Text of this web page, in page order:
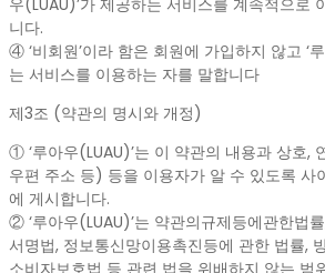
니다.
④ ‘비회원’이라 함은 회원에 가입하지 않고 ‘
는 서비스를 이용하는 자를 말합니다
제3조 (약관의 명시와 개정)
① ‘루아우(LUAU)’는 이 약관의 내용과 상호,
우편 주소 등) 등을 이용자가 알 수 있도록 사
에 게시합니다.
② ‘루아우(LUAU)’는 약관의규제등에관한법
서명법, 정보통신망이용촉진등에 관한 법률,
소비자보호법 등 관련 법을 위배하지 않는 범